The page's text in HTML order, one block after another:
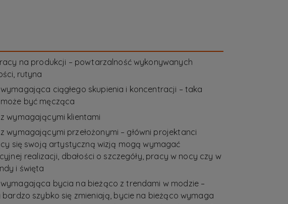
na produkcji – powtarzalność wykonywanych
rutyna
ciągłego skupienia i koncentracji – taka
być męcząca
wymagającymi klientami
wymagającymi przełożonymi – główni projektanci
się swoją artystyczną wizją mogą wymagać
realizacji, dbałości o szczegóły, pracy w nocy czy w
i święta
bycia na bieżąco z trendami w modzie –
szybko się zmieniają, bycie na bieżąco wymaga